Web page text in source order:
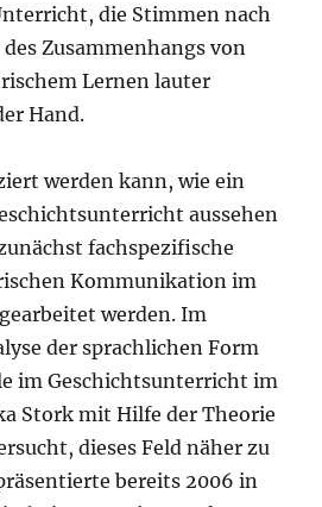
die Stimmen nach
Zusammenhangs von
Lernen lauter
Hand.
werden kann, wie ein
aussehen
fachspezifische
Kommunikation im
werden. Im
der sprachlichen Form
im Geschichtsunterricht im
Stork mit Hilfe der Theorie
dieses Feld näher zu
bereits 2006 in